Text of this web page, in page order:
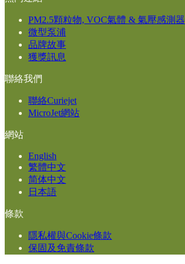
PM2.5顆粒物, VOC氣體 & 氣壓感測器
微型泵浦
品牌故事
獲獎訊息
聯絡我們
聯絡Curiejet
MicroJet網站
網站
English
繁體中文
简体中文
日本語
條款
隱私權與Cookie條款
保固及免責條款